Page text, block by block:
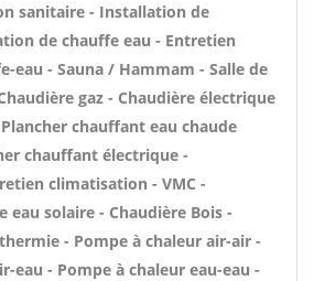
sanitaire - Installation de
de chauffe eau - Entretien
eau - Sauna / Hammam - Salle de
gaz - Chaudière électrique
chauffant eau chaude
chauffant électrique -
climatisation - VMC -
eau solaire - Chaudière Bois -
- Pompe à chaleur air-air -
eau - Pompe à chaleur eau-eau -